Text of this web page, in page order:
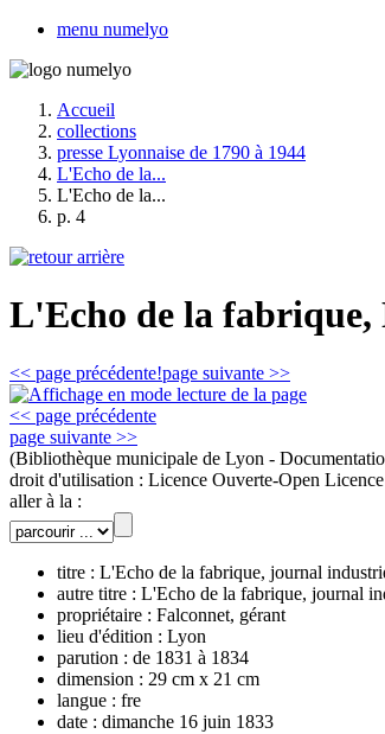
menu numelyo
Accueil
collections
presse Lyonnaise de 1790 à 1944
L'Echo de la...
L'Echo de la...
p. 4
L'Echo de la fabrique,
<< page précédente!page suivante >>
<< page précédente
page suivante >>
(Bibliothèque municipale de Lyon -
droit d'utilisation : Licence Ouverte-Open Licence
aller à la :
titre : L'Echo de la fabrique, journal
autre titre : L'Echo de la fabrique, journal
propriétaire : Falconnet, gérant
lieu d'édition : Lyon
parution : de 1831 à 1834
dimension : 29 cm x 21 cm
langue : fre
date : dimanche 16 juin 1833